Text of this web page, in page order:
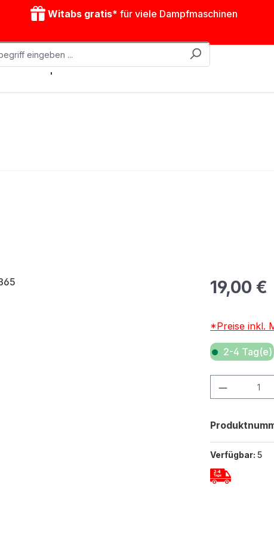
Witabs gratis* für viele Dampfmaschinen
Dampfmaschinen Zubehör Antriebsmodelle
Regulärer
19,00 €
*Preise inkl.
2-4 Tag(e)
Produkt
Verfügbar:5